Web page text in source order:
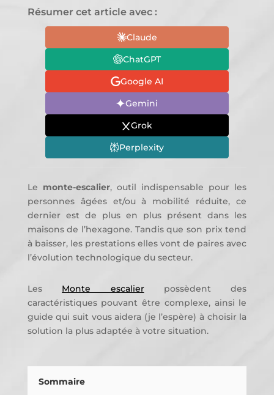
Résumer cet article avec :
Claude
ChatGPT
Google AI
Gemini
Grok
Perplexity
Le monte-escalier, outil indispensable pour les
personnes âgées et/ou à mobilité réduite, ce
dernier est de plus en plus présent dans les
maisons de l’hexagone. Tandis que son prix tend
à baisser, les prestations elles vont de paires avec
l’évolution technologique du secteur.
Les Monte escalierpossèdent des
caractéristiques pouvant être complexe, ainsi le
guide qui suit vous aidera (je l’espère) à choisir la
solution la plus adaptée à votre situation.
Sommaire